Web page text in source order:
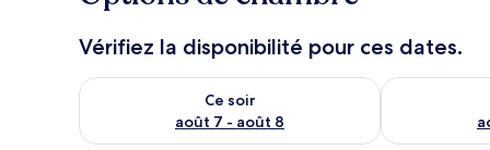
Vérifiez la disponibilité pour ces dates.
Ce soir
août 7 - août 8
Vérifier la disponibilité pour ce soir août 7 - août 8
Vérifier la